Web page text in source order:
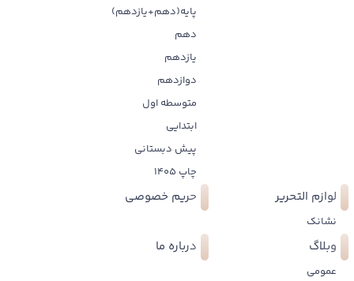
پایه(دهم+یازدهم)
دهم
یازدهم
دوازدهم
متوسطه اول
ابتدایی
پیش دبستانی
چاپ 1405
لوازم التحریر
نشانک
حریم خصوصی
وبلاگ
عمومی
درباره ما